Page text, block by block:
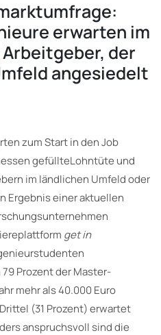
erwarten im
der
angesiedelt
zum Start in den Job
gefüllteLohntüte und
im ländlichen Umfeld oder
Ergebnis einer aktuellen
get in
Prozent der Master-
mehr als 40.000 Euro
(31 Prozent) erwartet
anspruchsvoll sind die